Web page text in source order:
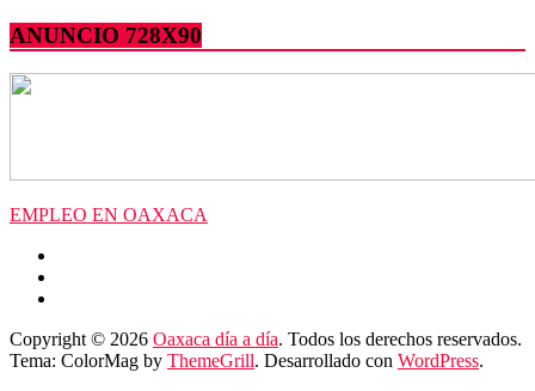
ANUNCIO 728X90
EMPLEO EN OAXACA
Copyright © 2026 Oaxaca día a día. Todos los derechos reservados.
Tema: ColorMag by ThemeGrill. Desarrollado con WordPress.